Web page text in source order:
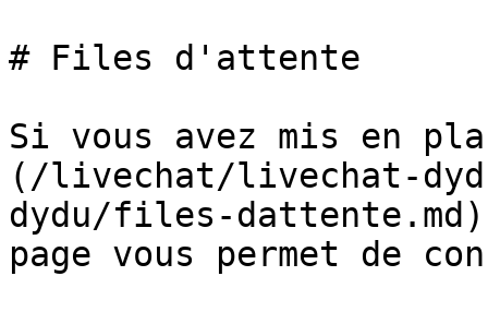
# Files d'attente
Si vous avez mis en
(/livechat/livechat-
dydu/files-
page vous permet de